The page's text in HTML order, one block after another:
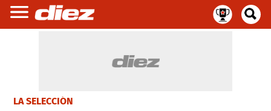
LA SELECCIÓN